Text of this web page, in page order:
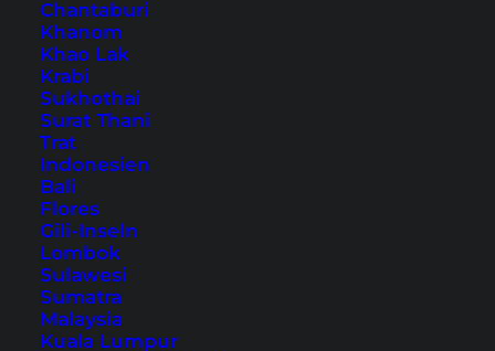
Chantaburi
Khanom
Khao Lak
Krabi
Sukhothai
Surat Thani
Trat
Indonesien
Bali
Flores
Gili-Inseln
Lombok
Sulawesi
Sumatra
Malaysia
Kuala Lumpur
Koh Samui Rollertour – die
Insel auf zwei Rädern
erkunden
Inhaltsverzeichnis
Übernachtung auf Koh Samui – unser
Hoteltipp
1. Grandfather and Grandmother Rock
2. Tarnim Magic Garden
3. Laem Sor Pagode und Wat Rattanakosin